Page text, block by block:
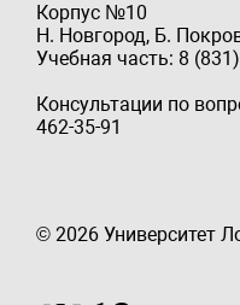
Корпус №10
Н. Новгород, Б.
Учебная часть: 8
Консультации по
462-35-91
© 2026 Университет